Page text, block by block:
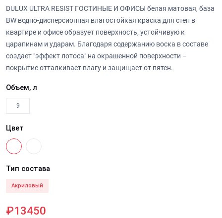
DULUX ULTRA RESIST ГОСТИНЫЕ И ОФИСЫ белая матовая, база
BW водно-дисперсионная влагостойкая краска для стен в
квартире и офисе образует поверхность, устойчивую к
царапинам и ударам. Благодаря содержанию воска в составе
создает "эффект лотоса" на окрашенной поверхности –
покрытие отталкивает влагу и защищает от пятен.
Объем, л
9
Цвет
Тип состава
Акриловый
₽13450